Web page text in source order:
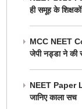
ही समूह के
MCC NEET
जेपी नड्डा ने की
NEET Paper
जानिए काला सच